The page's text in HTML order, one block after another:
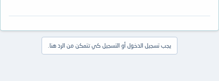
يجب تسجيل الدخول أو التسجيل كي تتمكن من الرد هنا.